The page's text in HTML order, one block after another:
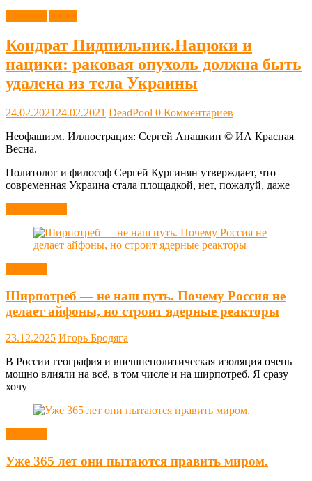
Кондрат Пидпильник.Нацюки и
нацики: раковая опухоль должна быть
удалена из тела Украины
24.02.2021 24.02.2021 DeadPool 0 Комментариев
Неофашизм. Иллюстрация: Сергей Анашкин © ИА Красная
Весна.
Политолог и философ Сергей Кургинян утверждает, что
современная Украина стала площадкой, нет, пожалуй, даже
Ширпотреб — не наш путь. Почему Россия не
делает айфоны, но строит ядерные реакторы
23.12.2025 Игорь Бродяга
В России география и внешнеполитическая изоляция очень
мощно влияли на всё, в том числе и на ширпотреб. Я сразу
хочу
Уже 365 лет они пытаются править миром.